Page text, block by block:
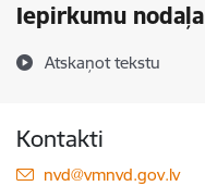
Iepirkumu nodaļa
Atskaņot tekstu
Kontakti
E-pasts:
nvd@vmnvd.gov.lv